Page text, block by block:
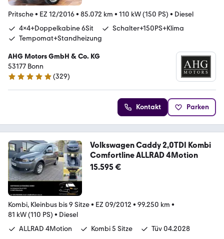
Pritsche• EZ 12/2016• 85.072 km • 110 kW (150 PS) • Diesel
4x4+Doppelkabine 6Sit
Schalter+150PS+Klima
Tempomat+Standheizung
AHG Motors GmbH & Co. KG
53177 Bonn
4.8 Sterne
(329)
Kontakt Parken
Volkswagen Caddy 2,0TDI Kombi
Comfortline ALLRAD 4Motion
15.595 €
Kombi, Kleinbus bis 9 Sitze• EZ 09/2012 • 99.250 km •
81 kW (110 PS) • Diesel
ALLRAD 4Motion
Kombi 5 Sitze Tüv 04.2028